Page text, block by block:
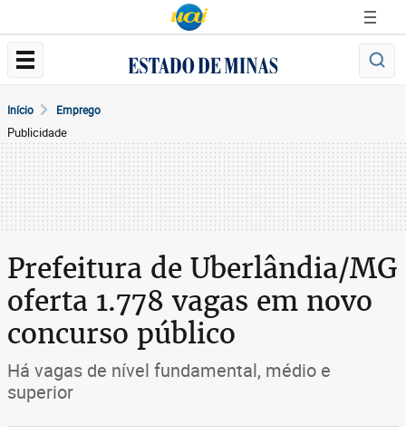
Início Emprego
Publicidade
Prefeitura de Uberlândia/MG
oferta 1.778 vagas em novo
concurso público
Há vagas de nível fundamental, médio e
superior